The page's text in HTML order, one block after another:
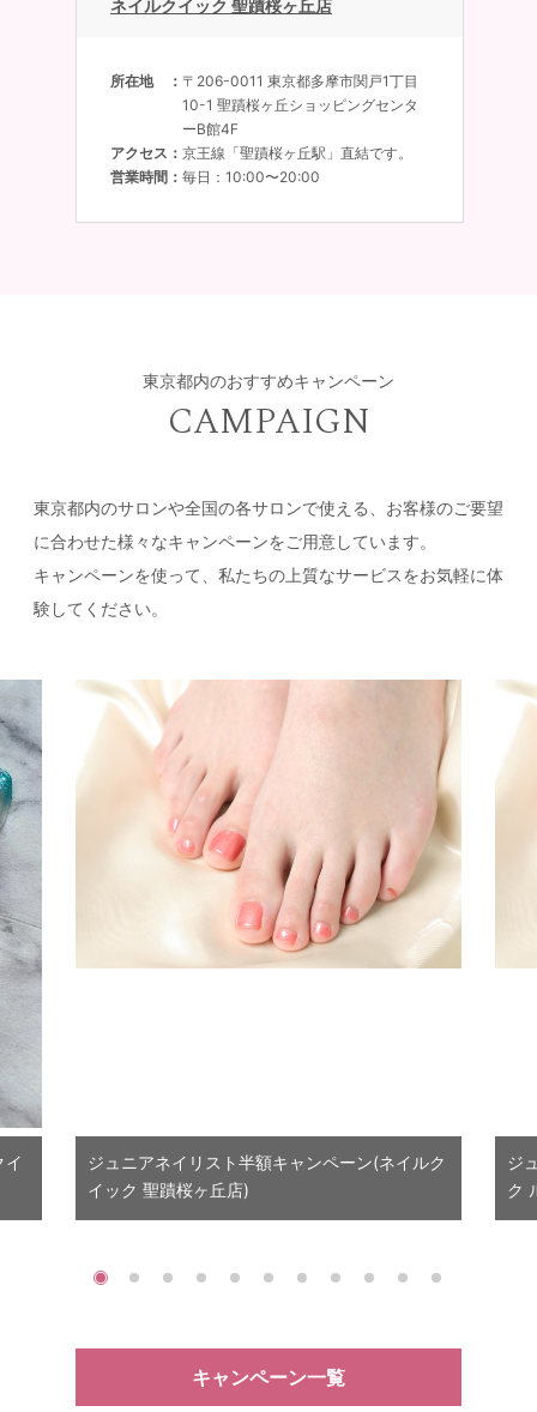
ネイルクイック 聖蹟桜ヶ丘店
所在地
〒206-0011 東京都多摩市関戸1丁目
10-1 聖蹟桜ヶ丘ショッピングセンタ
ーB館4F
アクセス
京王線「聖蹟桜ヶ丘駅」直結です。
営業時間
毎日：10:00〜20:00
東京都内のおすすめキャンペーン
CAMPAIGN
東京都内のサロンや全国の各サロンで使える、お客様のご要望
に合わせた様々なキャンペーンをご用意しています。
キャンペーンを使って、私たちの上質なサービスをお気軽に体
験してください。
イ ジュニアネイリスト半額キャンペーン(ネイルク
イック 聖蹟桜ヶ丘店)
ジ
ク
キャンペーン一覧